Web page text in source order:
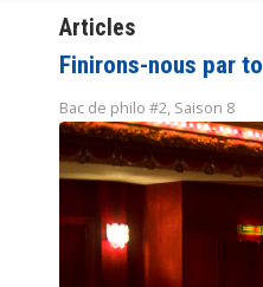
Articles
Finirons-nous par
Bac de philo #2, Saison 8